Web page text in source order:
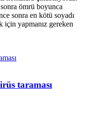
ömrü boyunca
sonra en kötü soyadı
yapmanız gereken
taraması